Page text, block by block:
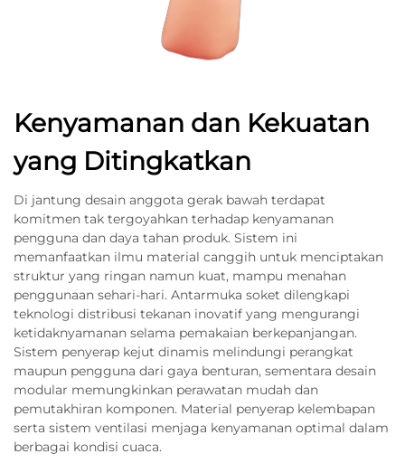
Kenyamanan dan Kekuatan
yang Ditingkatkan
Di jantung desain anggota gerak bawah terdapat
komitmen tak tergoyahkan terhadap kenyamanan
pengguna dan daya tahan produk. Sistem ini
memanfaatkan ilmu material canggih untuk menciptakan
struktur yang ringan namun kuat, mampu menahan
penggunaan sehari-hari. Antarmuka soket dilengkapi
teknologi distribusi tekanan inovatif yang mengurangi
ketidaknyamanan selama pemakaian berkepanjangan.
Sistem penyerap kejut dinamis melindungi perangkat
maupun pengguna dari gaya benturan, sementara desain
modular memungkinkan perawatan mudah dan
pemutakhiran komponen. Material penyerap kelembapan
serta sistem ventilasi menjaga kenyamanan optimal dalam
berbagai kondisi cuaca.